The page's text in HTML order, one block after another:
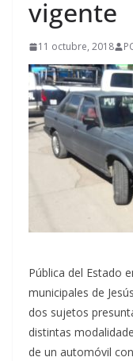
vigente
11 octubre, 2018
Pública del Estado
municipales de
dos sujetos
distintas
de un automóvil